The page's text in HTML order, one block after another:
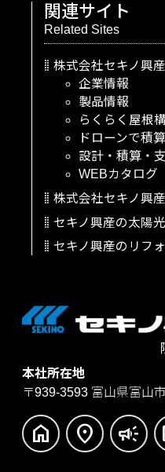
本社所在地
〒939-3593 富山県富山
home location_on campaign
関連サイト
Related Sites
株式会社セキノ興産
企業情報
製品情報
らくらく屋根
ドローンで積算
設計・積算・
WEBカタログ
株式会社セキノ興産
セキノ興産の太陽
セキノ興産のリフ